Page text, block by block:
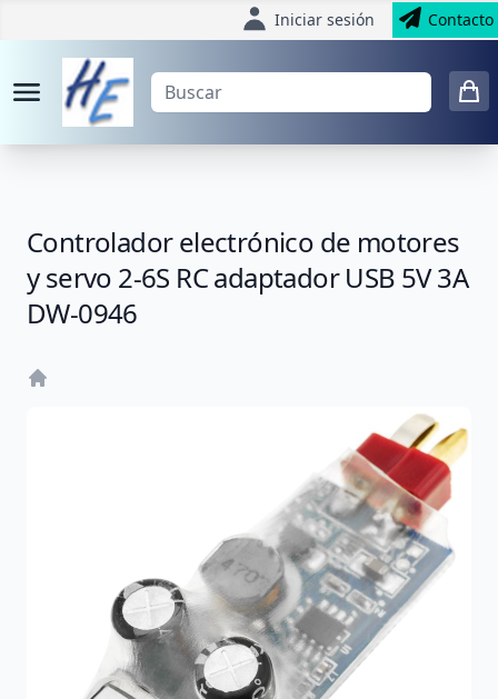
Iniciar sesión Contacto
Controlador electrónico de motores
y servo 2-6S RC adaptador USB 5V 3A
DW-0946